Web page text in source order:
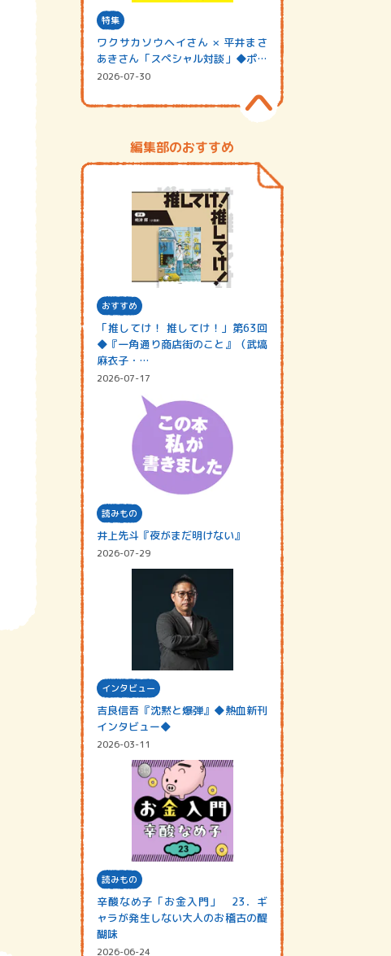
特集
ワクサカソウヘイさん × 平井まさ
あきさん「スペシャル対談」◆ポッ
ドキャスト…
2026-07-30
編集部のおすすめ
おすすめ
「推してけ！ 推してけ！」第63回
◆『一角通り商店街のこと』（武塙
麻衣子・…
2026-07-17
読みもの
井上先斗『夜がまだ明けない』
2026-07-29
インタビュー
吉良信吾『沈黙と爆弾』◆熱血新刊
インタビュー◆
2026-03-11
読みもの
辛酸なめ子「お金入門」 23．ギ
ャラが発生しない大人のお稽古の醍
醐味
2026-06-24